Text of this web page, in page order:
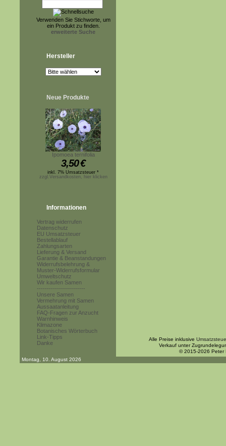
Verwenden Sie Stichworte, um
ein Produkt zu finden.
erweiterte Suche
Hersteller
Neue Produkte
Ipomoea ternifolia
3,50€
inkl. 7% Umsatzsteuer *
zzgl.Versandkosten, hier klicken
Informationen
Vertrag widerrufen
Datenschutz
EU Umsatzsteuer
Bestellablauf
Zahlungsarten
Lieferung & Versand
Garantie & Beanstandungen
Widerrufsbelehrung &
Muster-Widerrufsformular
Umweltschutz
Wir kaufen Samen
------------------------
Unsere Samen
Vermehrung mit Samen
Aussaatanleitung
FAQ-Fragen zur Anzucht
Warnhinweis
Klimazone
Botanisches Wörterbuch
Link-Tipps
Danke
Alle Preise inklusive
Verkauf unter
© 2015-2026 Peter
Montag, 10. August 2026